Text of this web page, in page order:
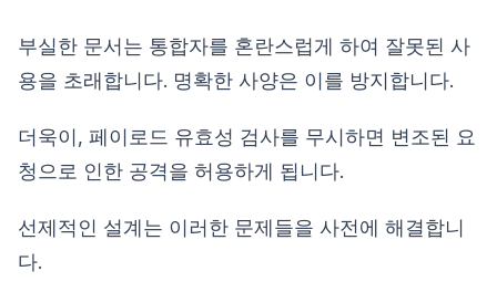
부실한 문서는 통합자를 혼란스럽게 하여 잘못된 사
용을 초래합니다. 명확한 사양은 이를 방지합니다.
더욱이, 페이로드 유효성 검사를 무시하면 변조된 요
청으로 인한 공격을 허용하게 됩니다.
선제적인 설계는 이러한 문제들을 사전에 해결합니
다.